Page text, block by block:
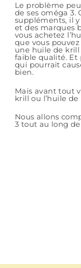
Le problème
de ses oméga
suppléments, il
et des marques
vous achetez
que vous
une huile de
faible qualité. Et
qui pourrait
bien.
Mais avant tout
krill ou l’huile de
Nous allons
3 tout au long